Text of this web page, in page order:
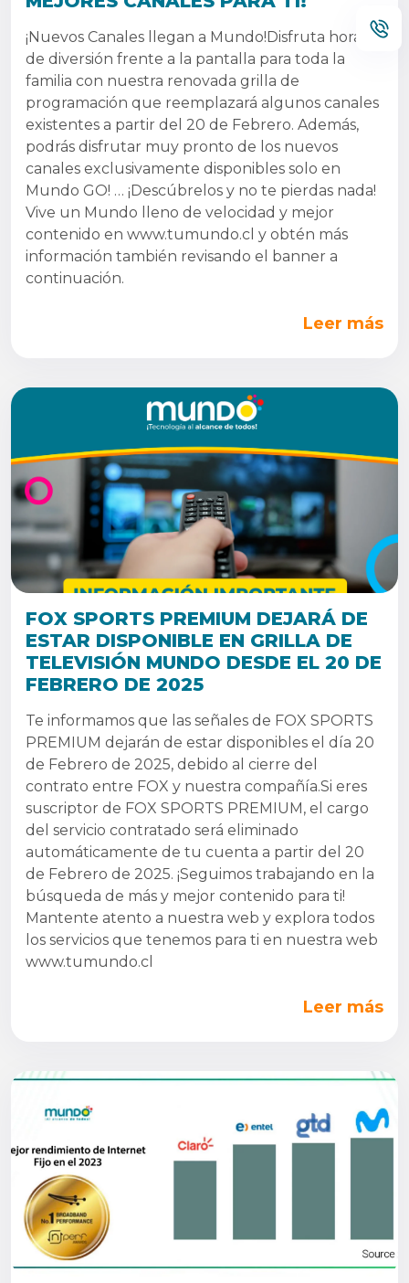
¡Nuevos Canales llegan a Mundo!Disfruta horas
de diversión frente a la pantalla para toda la
familia con nuestra renovada grilla de
programación que reemplazará algunos canales
existentes a partir del 20 de Febrero. Además,
podrás disfrutar muy pronto de los nuevos
canales exclusivamente disponibles solo en
Mundo GO! … ¡Descúbrelos y no te pierdas nada!
Vive un Mundo lleno de velocidad y mejor
contenido en www.tumundo.cl y obtén más
información también revisando el banner a
continuación.
Leer más
FOX SPORTS PREMIUM DEJARÁ DE
ESTAR DISPONIBLE EN GRILLA DE
TELEVISIÓN MUNDO DESDE EL 20 DE
FEBRERO DE 2025
Te informamos que las señales de FOX SPORTS
PREMIUM dejarán de estar disponibles el día 20
de Febrero de 2025, debido al cierre del
contrato entre FOX y nuestra compañía.Si eres
suscriptor de FOX SPORTS PREMIUM, el cargo
del servicio contratado será eliminado
automáticamente de tu cuenta a partir del 20
de Febrero de 2025. ¡Seguimos trabajando en la
búsqueda de más y mejor contenido para ti!
Mantente atento a nuestra web y explora todos
los servicios que tenemos para ti en nuestra web
www.tumundo.cl
Leer más